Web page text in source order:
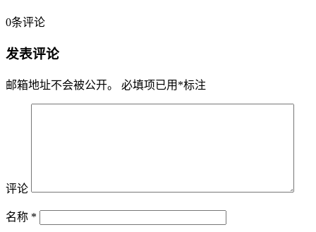
0条评论
发表评论
邮箱地址不会被公开。 必填项已用 *标注
评论
名称 *